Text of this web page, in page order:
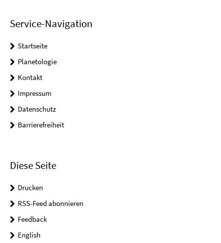
Service-Navigation
Startseite
Planetologie
Kontakt
Impressum
Datenschutz
Barrierefreiheit
Diese Seite
Drucken
RSS-Feed abonnieren
Feedback
English